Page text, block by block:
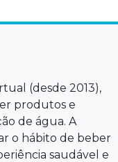
(desde 2013),
produtos e
de água. A
o hábito de beber
saudável e